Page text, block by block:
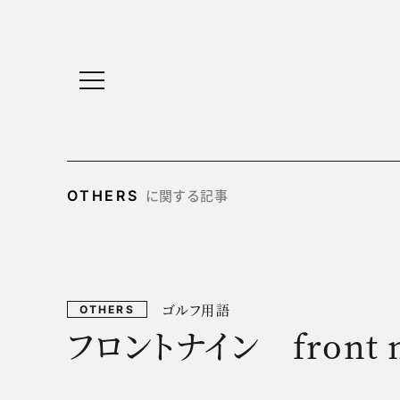
OTHERS に関する記事
OTHERS ゴルフ用語
フロントナイン front